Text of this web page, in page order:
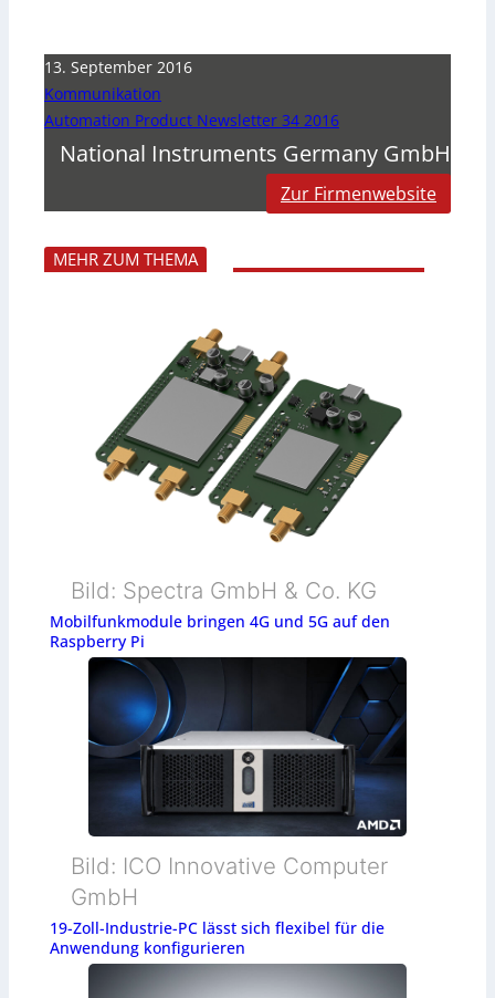
13. September 2016
Kommunikation
Automation Product Newsletter 34 2016
National Instruments Germany GmbH
Zur Firmenwebsite
MEHR ZUM THEMA
Bild: Spectra GmbH & Co. KG
Mobilfunkmodule bringen 4G und 5G auf den
Raspberry Pi
Bild: ICO Innovative Computer
GmbH
19-Zoll-Industrie-PC lässt sich flexibel für die
Anwendung konfigurieren